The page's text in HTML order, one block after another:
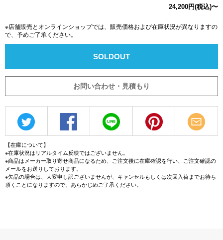
24,200円(税込)〜
※店舗販売とオンラインショップでは、販売価格および在庫状況が異なりますの
で、予めご了承ください。
SOLDOUT
お問い合わせ・見積もり
【在庫について】
※在庫状況はリアルタイム反映ではございません。
※商品はメーカー取り寄せ商品になるため、ご注文後に在庫確認を行い、ご注文確認の
メールをお送りしております。
※欠品の場合は、大変申し訳ございませんが、キャンセルもしくは次回入荷までお待ち
頂くことになりますので、あらかじめご了承ください。